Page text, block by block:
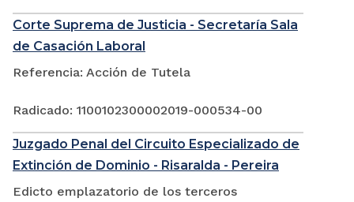
Corte Suprema de Justicia - Secretaría Sala
de Casación Laboral
Referencia: Acción de Tutela
Radicado: 1100102300002019-000534-00
Juzgado Penal del Circuito Especializado de
Extinción de Dominio - Risaralda - Pereira
Edicto emplazatorio de los terceros